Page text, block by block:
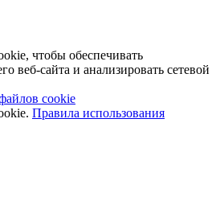
чтобы обеспечивать
веб-сайта и анализировать сетевой
cookie
Правила использования